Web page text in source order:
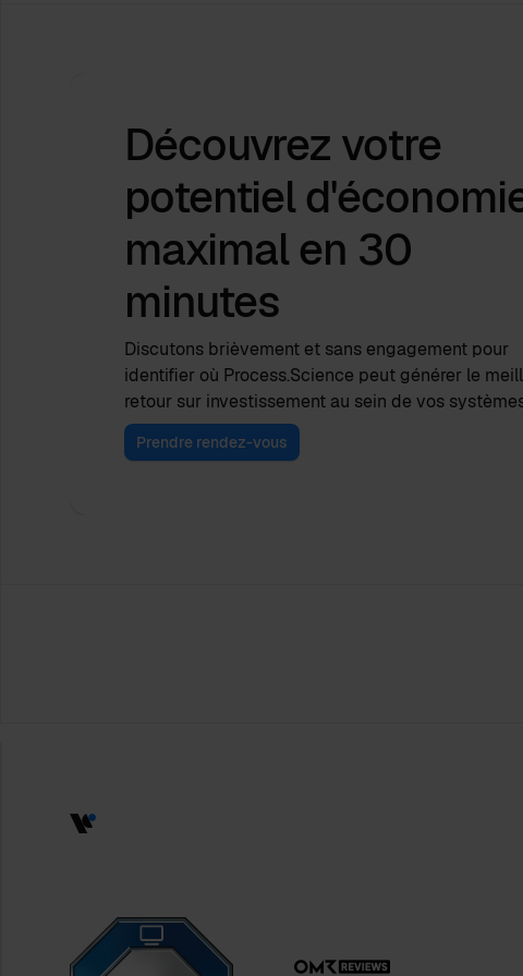
Découvrez votre
potentiel
maximalen 30
minutes
Discutons brièvement et sans engagement pour
identifier où Process.Science peut générer le
retour sur investissement au sein de vos
Prendre rendez-vous